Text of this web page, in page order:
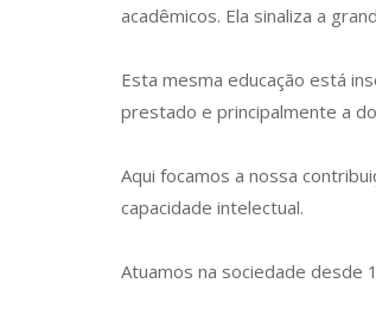
acadêmicos. Ela sinaliza a
Esta mesma educação está
prestado e principalmente a
Aqui focamos a nossa
capacidade intelectual.
Atuamos na sociedade desde